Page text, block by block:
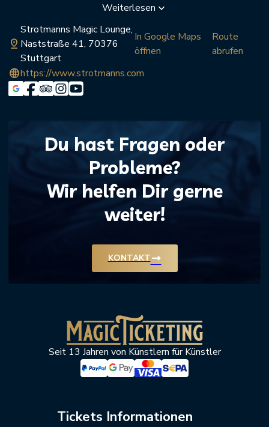
Weiterlesen keyboard_arrow_down
pin_drop
Strotmanns Magic Lounge,
Naststraße 41, 70376
Stuttgart
In Google Maps
öffnen
Route
abrufen
languagehttps://www.strotmanns.com
Du hast Fragen oder
Probleme?
Wir helfen Dir gerne
weiter!
KONTAKTtrending_flat
Seit 13 Jahren von Künstlern für Künstler
Tickets Informationen